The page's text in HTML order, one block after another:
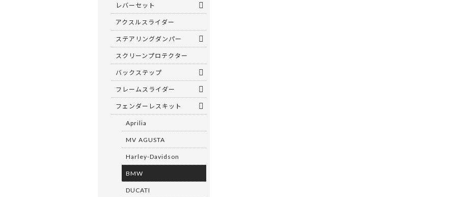
レバーセット
アクスルスライダー
ステアリングダンパー
スクリーンプロテクター
バックステップ
フレームスライダー
フェンダーレスキット
Aprilia
MV AGUSTA
Harley-Davidson
BMW
DUCATI